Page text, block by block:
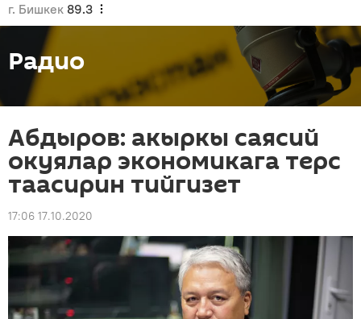
г. Бишкек 89.3
Радио
Абдыров: акыркы саясий
окуялар экономикага терс
таасирин тийгизет
17:06 17.10.2020